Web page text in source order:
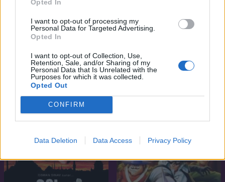
Opted In
I want to opt-out of processing my
Personal Data for Targeted Advertising.
Opted In
I want to opt-out of Collection, Use,
Retention, Sale, and/or Sharing of my
Personal Data that Is Unrelated with the
Purposes for which it was collected.
Opted Out
CONFIRM
Data Deletion Data Access Privacy Policy
Star Trek: Az új nemzedék Blue exorcist